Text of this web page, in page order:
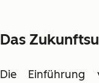
Das
Die